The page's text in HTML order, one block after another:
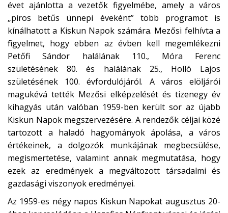
évet ajánlotta a vezetők figyelmébe, amely a város
„piros betűs ünnepi éveként” több programot is
kínálhatott a Kiskun Napok számára. Mezősi felhívta a
figyelmet, hogy ebben az évben kell megemlékezni
Petőfi Sándor halálának 110., Móra Ferenc
születésének 80. és halálának 25., Holló Lajos
születésének 100. évfordulójáról. A város elöljárói
magukévá tették Mezősi elképzelését és tizenegy év
kihagyás után valóban 1959-ben került sor az újabb
Kiskun Napok megszervezésére. A rendezők céljai közé
tartozott a haladó hagyományok ápolása, a város
értékeinek, a dolgozók munkájának megbecsülése,
megismertetése, valamint annak megmutatása, hogy
ezek az eredmények a megváltozott társadalmi és
gazdasági viszonyok eredményei.
Az 1959-es négy napos Kiskun Napokat augusztus 20-